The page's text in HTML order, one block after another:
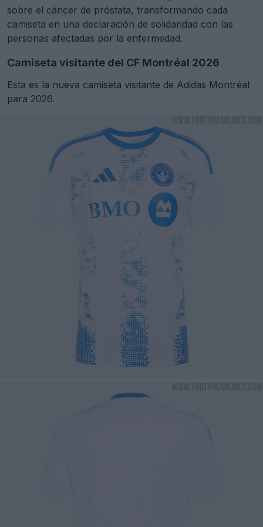
sobre el cáncer de próstata, transformando cada
camiseta en una declaración de solidaridad con las
personas afectadas por la enfermedad.
Camiseta visitante del CF Montréal 2026
Esta es la nueva camiseta visitante de Adidas Montréal
para 2026.